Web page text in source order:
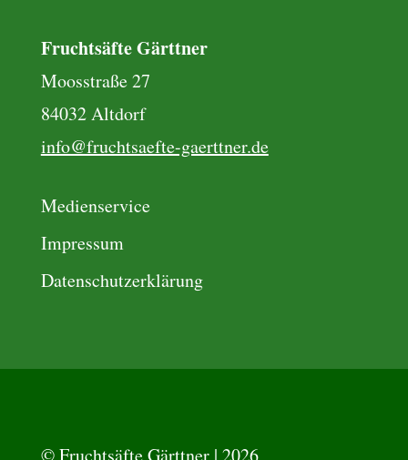
Fruchtsäfte Gärttner
Moosstraße 27
84032 Altdorf
info@fruchtsaefte-gaerttner.de
Medienservice
Impressum
Datenschutzerklärung
© Fruchtsäfte Gärttner | 2026